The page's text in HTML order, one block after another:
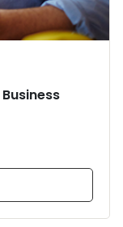
Business